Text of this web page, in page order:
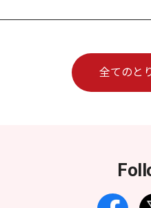
全てのと